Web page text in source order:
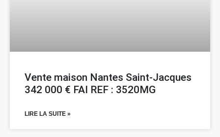
Vente maison Nantes Saint-Jacques
342 000 € FAI REF : 3520MG
LIRE LA SUITE »